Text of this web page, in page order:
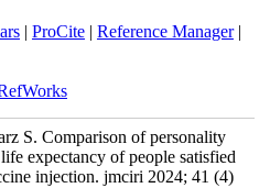
|ProCite |Reference Manager
RefWorks
S. Comparison of personality
life expectancy of people satisfied
injection. jmciri 2024; 41 (4)